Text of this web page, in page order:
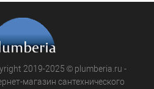
2019-2025 © plumberia.ru -
магазин сантехнического